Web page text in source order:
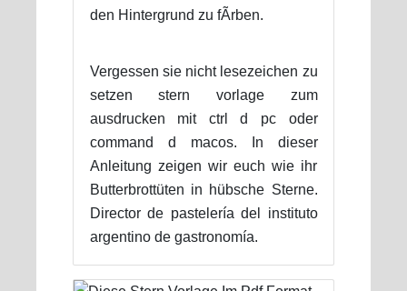
den Hintergrund zu fÃrben.
Vergessen sie nicht lesezeichen zu
setzen stern vorlage zum
ausdrucken mit ctrl d pc oder
command d macos. In dieser
Anleitung zeigen wir euch wie ihr
Butterbrottüten in hübsche Sterne.
Director de pastelería del instituto
argentino de gastronomía.